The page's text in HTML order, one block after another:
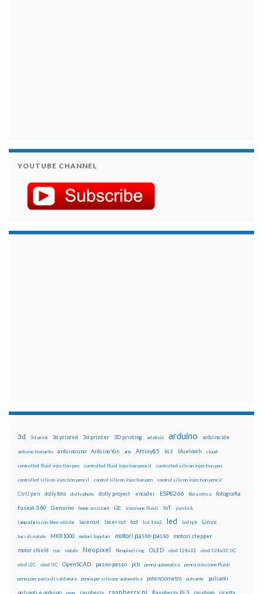
YOUTUBE CHANNEL
3d 3d print 3d printed 3d printer 3D printing adafruit arduino arduino ide
arduino leonardo arduino uno Arduino Yún arm Attiny85 BLE bluetooth cloud
controlled fluid injection pen controlled fluid injection pencil controlled silicon injection pen
controlled silicon injection pencil control silicon injection pen control silicon injection pencil
CtrlJ pen dolly foto dolly photo dolly project encoder ESP8266 fibra ottica fotografia
fusion 360 Genuino home assistant i2c iniezione fluidi IoT joystick
lampadario con fibre ottiche lasercut laser cut lcd lcd 16x2 led led rgb Linux
luci di natale MKR1000 motori bipolari motori passo-passo motori stepper
motor shield nas natale Neopixel Neopixel ring OLED oled 128x32 oled 128x32 IIC
oled i2C oled IIC OpenSCAD passo-passo pcb penna automatica penna iniezione fluidi
penna per pasta di saldatura penna per silicone automatica potenziometro pulsante pulsanti
pulsanti e arduino pwm raspberry raspberry pi Raspberry Pi 3 raspbian ricetta